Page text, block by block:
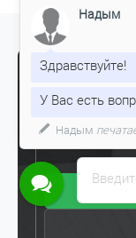
Оставьте
вашего
Надым
Здравствуйте!
У Вас есть
Надым